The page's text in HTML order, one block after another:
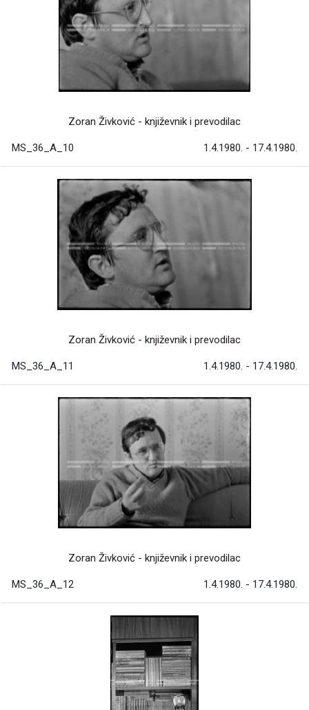
Zoran Živković - književnik i prevodilac
MS_36_A_10 1.4.1980. - 17.4.1980.
Zoran Živković - književnik i prevodilac
MS_36_A_11 1.4.1980. - 17.4.1980.
Zoran Živković - književnik i prevodilac
MS_36_A_12 1.4.1980. - 17.4.1980.